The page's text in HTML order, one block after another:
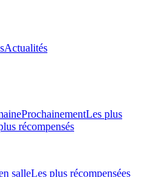
Actualités
ProchainementLes plus
récompensés
salleLes plus récompensées